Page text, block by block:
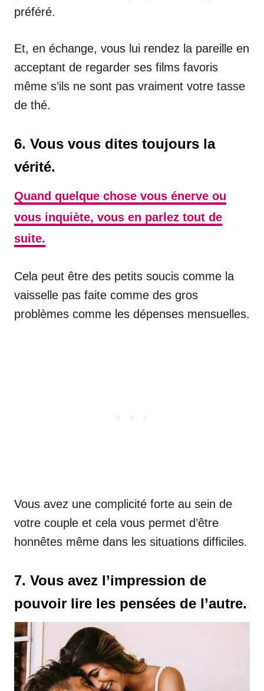
préféré.
Et, en échange, vous lui rendez la pareille en
acceptant de regarder ses films favoris
même s’ils ne sont pas vraiment votre tasse
de thé.
6. Vous vous dites toujours la
vérité.
Quand quelque chose vous énerve ou
vous inquiète, vous en parlez tout de
suite.
Cela peut être des petits soucis comme la
vaisselle pas faite comme des gros
problèmes comme les dépenses mensuelles.
Vous avez une complicité forte au sein de
votre couple et cela vous permet d’être
honnêtes même dans les situations difficiles.
7. Vous avez l’impression de
pouvoir lire les pensées de l’autre.